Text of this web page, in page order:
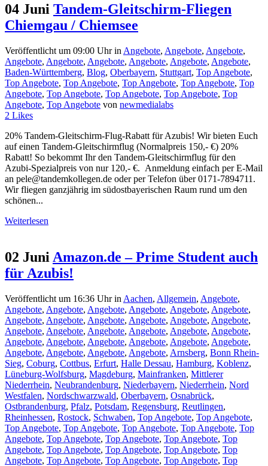
04 Juni Tandem-Gleitschirm-Fliegen
Chiemgau / Chiemsee
Veröffentlicht um 09:00 Uhrin Angebote, Angebote, Angebote,
Angebote, Angebote, Angebote, Angebote, Angebote, Angebote,
Baden-Württemberg, Blog, Oberbayern, Stuttgart, Top Angebote,
Top Angebote, Top Angebote, Top Angebote, Top Angebote, Top
Angebote, Top Angebote, Top Angebote, Top Angebote, Top
Angebote, Top Angebote von newmedialabs
2 Likes
20% Tandem-Gleitschirm-Flug-Rabatt für Azubis! Wir bieten Euch
auf einen Tandem-Gleitschirmflug (Normalpreis 150,- €) 20%
Rabatt! So bekommt Ihr den Tandem-Gleitschirmflug für den
Azubi-Spezialpreis von nur 120,- €. Anmeldung einfach per E-Mail
an pele@tandemkollegen.de oder per Telefon über 0171-7894711.
Wir fliegen ganzjährig im südostbayerischen Raum rund um den
schönen...
Weiterlesen
02 Juni Amazon.de – Prime Student auch
für Azubis!
Veröffentlicht um 16:36 Uhrin Aachen, Allgemein, Angebote,
Angebote, Angebote, Angebote, Angebote, Angebote, Angebote,
Angebote, Angebote, Angebote, Angebote, Angebote, Angebote,
Angebote, Angebote, Angebote, Angebote, Angebote, Angebote,
Angebote, Angebote, Angebote, Angebote, Angebote, Angebote,
Angebote, Angebote, Angebote, Angebote, Arnsberg, Bonn Rhein-
Sieg, Coburg, Cottbus, Erfurt, Halle Dessau, Hamburg, Koblenz,
Lüneburg-Wolfsburg, Magdeburg, Mainfranken, Mittlerer
Niederrhein, Neubrandenburg, Niederbayern, Niederrhein, Nord
Westfalen, Nordschwarzwald, Oberbayern, Osnabrück,
Ostbrandenburg, Pfalz, Potsdam, Regensburg, Reutlingen,
Rheinhessen, Rostock, Schwaben, Top Angebote, Top Angebote,
Top Angebote, Top Angebote, Top Angebote, Top Angebote, Top
Angebote, Top Angebote, Top Angebote, Top Angebote, Top
Angebote, Top Angebote, Top Angebote, Top Angebote, Top
Angebote, Top Angebote, Top Angebote, Top Angebote, Top